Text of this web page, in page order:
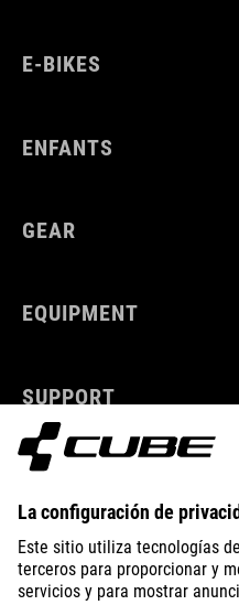
E-BIKES
ENFANTS
GEAR
EQUIPMENT
SUPPORT
ABOUT US
EXPLORE